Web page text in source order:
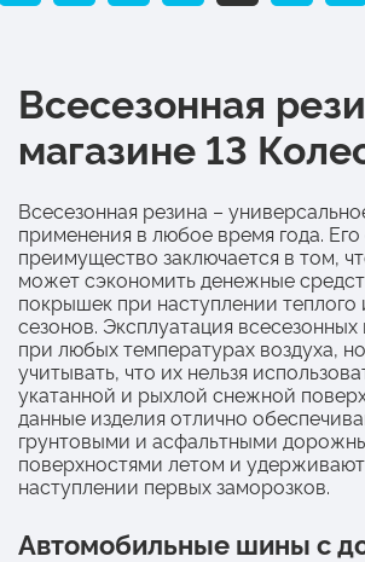
Всесезонная
магазине 13
Всесезонная резина –
применения в любое время года.
преимущество заключается в том,
может сэкономить денежные
покрышек при наступлении теплого
сезонов. Эксплуатация
при любых температурах воздуха,
учитывать, что их нельзя
укатанной и рыхлой снежной
данные изделия отлично
грунтовыми и асфальтными
поверхностями летом и
наступлении первых заморозков.
Автомобильные шины с